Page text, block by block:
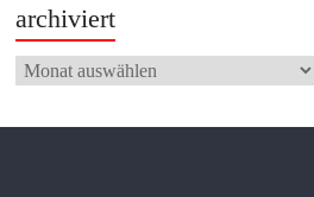
archiviert
archiviert